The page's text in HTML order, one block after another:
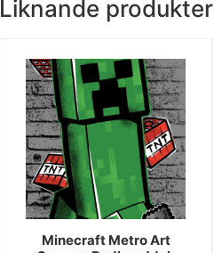
Liknande produkter
Minecraft Metro Art